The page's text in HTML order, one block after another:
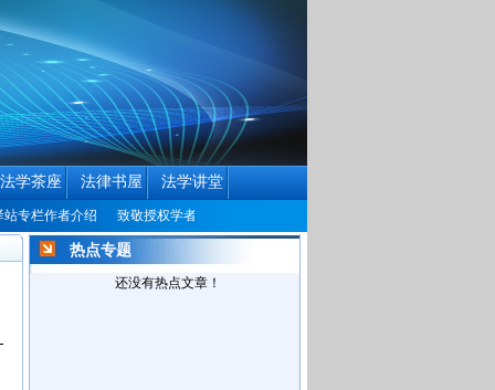
法学茶座 法律书屋 法学讲堂
作者介绍 致敬授权学者 中国民商法律网历届编辑联系方式征集公告
热点专题
还没有热点文章！